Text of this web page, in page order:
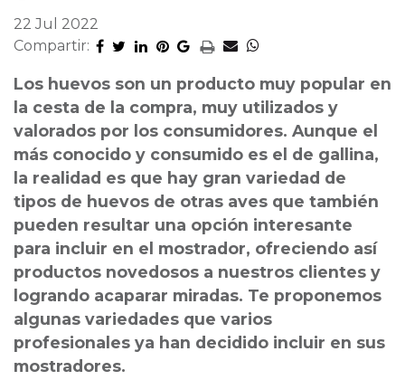
22 Jul 2022
Compartir:
Los huevos son un producto muy popular en
la cesta de la compra, muy utilizados y
valorados por los consumidores. Aunque el
más conocido y consumido es el de gallina,
la realidad es que hay gran variedad de
tipos de huevos de otras aves que también
pueden resultar una opción interesante
para incluir en el mostrador, ofreciendo así
productos novedosos a nuestros clientes y
logrando acaparar miradas. Te proponemos
algunas variedades que varios
profesionales ya han decidido incluir en sus
mostradores.